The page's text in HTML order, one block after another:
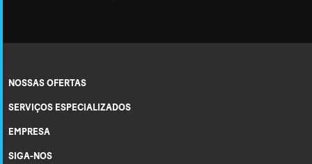
NOSSAS OFERTAS
SERVIÇOS ESPECIALIZADOS
EMPRESA
SIGA-NOS